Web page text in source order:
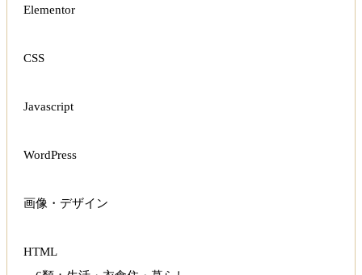
Elementor
CSS
Javascript
WordPress
画像・デザイン
HTML